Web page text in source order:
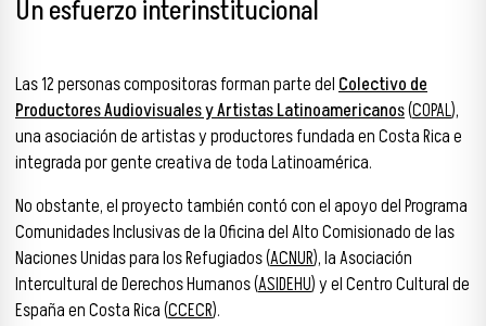
Un esfuerzo interinstitucional
Las 12 personas compositoras forman parte del Colectivo de
Productores Audiovisuales y Artistas Latinoamericanos(COPAL),
una asociación de artistas y productores fundada en Costa Rica e
integrada por gente creativa de toda Latinoamérica.
No obstante, el proyecto también contó con el apoyo del Programa
Comunidades Inclusivas de la Oficina del Alto Comisionado de las
Naciones Unidas para los Refugiados (ACNUR), la Asociación
Intercultural de Derechos Humanos (ASIDEHU) y el Centro Cultural de
España en Costa Rica (CCECR).